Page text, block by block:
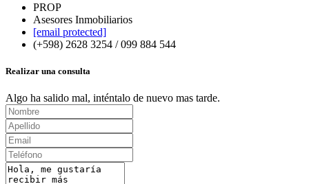
PROP
Asesores Inmobiliarios
[email protected]
(+598) 2628 3254 / 099 884 544
Realizar una consulta
Algo ha salido mal, inténtalo de nuevo mas tarde.